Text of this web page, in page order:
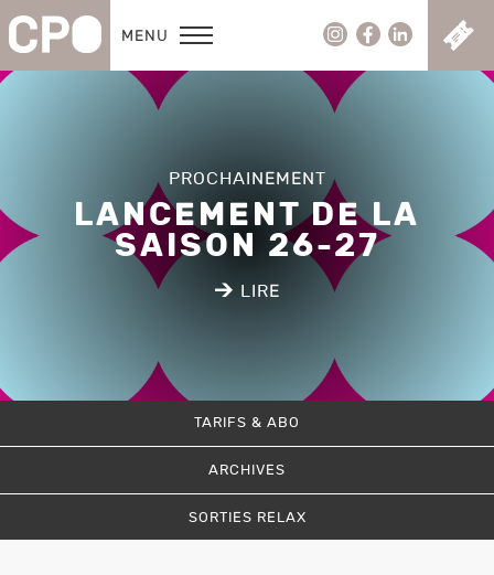
MENU C
PROCHAINEMENT
LANCEMENT DE LA
SAISON 26-27
E LIRE
TARIFS & ABO
ARCHIVES
SORTIES RELAX